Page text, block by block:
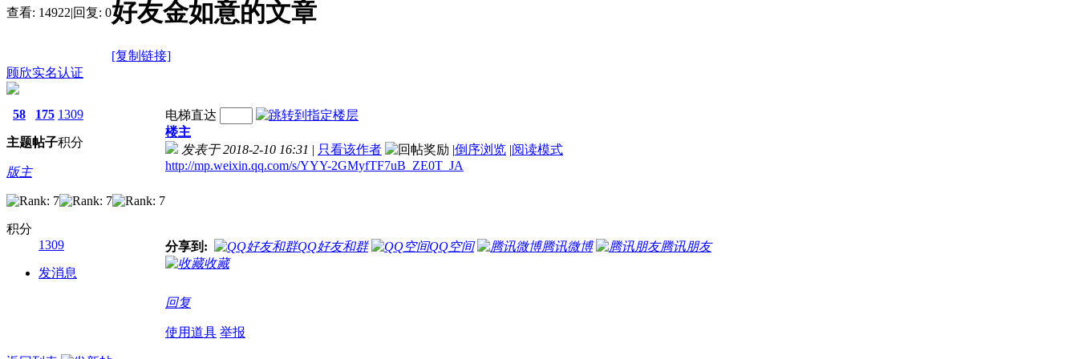
查看: 14922|回复: 0好友金如意的文章
[复制链接]
顾欣实名认证
58
主题
175
帖子
1309
积分
版主
积分
1309
发消息
电梯直达
楼主
发表于 2018-2-10 16:31 | 只看该作者 |倒序浏览 |阅读模式
http://mp.weixin.qq.com/s/YYY-2GMyfTF7uB_ZE0T_JA
分享到: QQ好友和群 QQ空间 腾讯微博
腾讯朋友
收藏
回复
使用道具 举报